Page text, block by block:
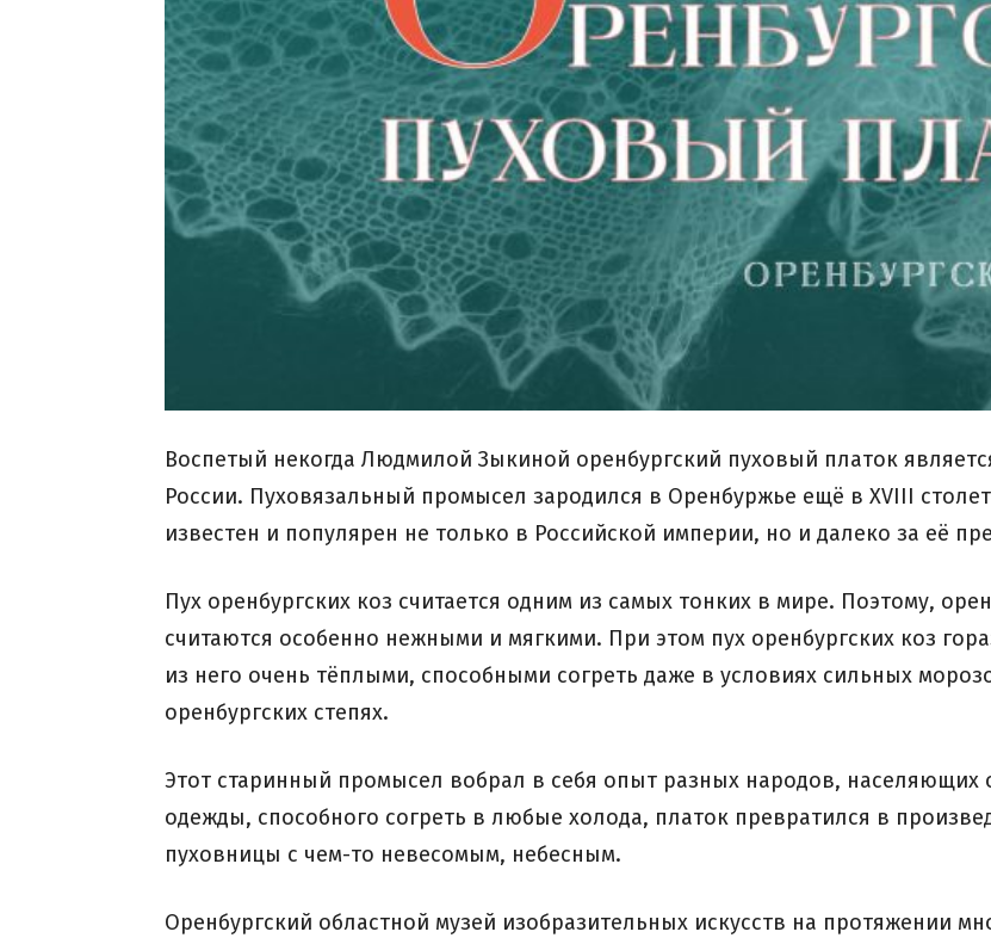
Воспетый некогда Людмилой Зыкиной оренбургский пуховый платок
России. Пуховязальный промысел зародился в Оренбуржье ещё в XVIII
известен и популярен не только в Российской империи, но и далеко за её
Пух оренбургских коз считается одним из самых тонких в мире. Поэтому,
считаются особенно нежными и мягкими. При этом пух оренбургских коз
из него очень тёплыми, способными согреть даже в условиях сильных
оренбургских степях.
Этот старинный промысел вобрал в себя опыт разных народов, населяющих
одежды, способного согреть в любые холода, платок превратился в
пуховницы с чем-то невесомым, небесным.
Оренбургский областной музей изобразительных искусств на протяжении